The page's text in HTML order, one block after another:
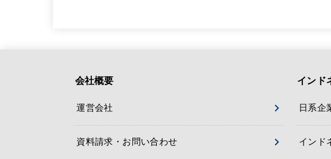
会社概要
運営会社
資料請求・お問い合わせ
インド
日系企
インド